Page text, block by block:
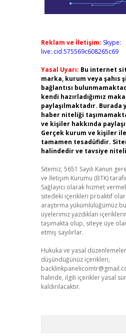
Reklam ve İletişim: Skype:
live:.cid.575569c608265c69
Yasal Uyarı: Bu internet
marka, kurum veya şahıs
bağlantısı
kendi hazırladığımız
paylaşılmaktadır.
haber niteliği
ve kişiler hakkında
Gerçek kurum ve kişiler
tamamen tesadüfidir.
halindedir ve tavsiye
Sitemiz, 5651 Sayılı Kanun
ve İletişim Kurumu (BTK)
Sağlayıcı olarak hizmet
sitedeki içerikleri proaktif
araştırma yükümlülüğümüz
üyelerimiz yazdıkları
taşımakta olup, siteye üye
etmiş sayılırlar.
Hukuka ve yasal
düşündüğünüz içerikleri,
halinde, ilgili içerikler yasal
kaldırılacaktır.